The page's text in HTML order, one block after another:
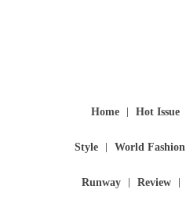
Home Hot Issue
Style World Fashion
Runway Review